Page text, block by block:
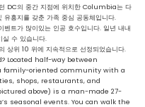
DC의 중간 지점에 위치한 Columbia는 다
유흥지를 갖춘 가족 중심 공동체입니다.
트가 많이있는 인공 호수입니다. 일년 내내
수 있습니다.
상위 10 위에 지속적으로 선정되었습니다.
Located half-way between
family-oriented community with a
shops, restaurants, and
above) is a man-made 27-
seasonal events. You can walk the